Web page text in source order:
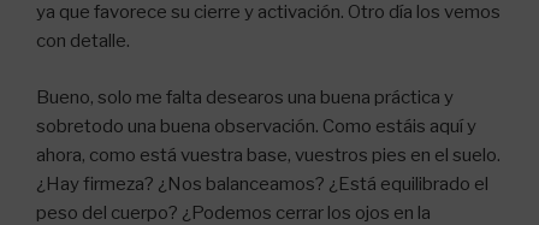
ya que favorece su cierre y activación. Otro día los vemos
con detalle.
Bueno, solo me falta desearos una buena práctica y
sobretodo una buena observación. Como estáis aquí y
ahora, como está vuestra base, vuestros pies en el suelo.
¿Hay firmeza? ¿Nos balanceamos? ¿Está equilibrado el
peso del cuerpo? ¿Podemos cerrar los ojos en la